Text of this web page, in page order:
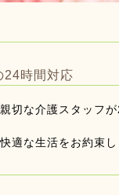
24時間対応
切な介護スタッフ
適な生活をお約束し